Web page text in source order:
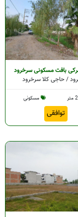
بافت مسکونی سرخرود
/ حاجی کلا سرخرود
مسکونی
توافقی